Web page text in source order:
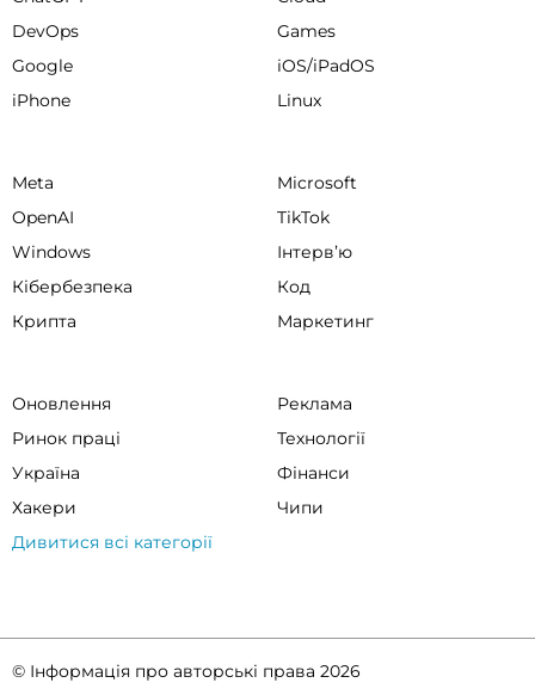
DevOps
Games
Google
iOS/iPadOS
iPhone
Linux
Meta
Microsoft
OpenAI
TikTok
Windows
Інтервʼю
Кібербезпека
Код
Крипта
Маркетинг
Оновлення
Реклама
Ринок праці
Технології
Україна
Фінанси
Хакери
Чипи
Дивитися всі категорії
© Інформація про авторські права 2026